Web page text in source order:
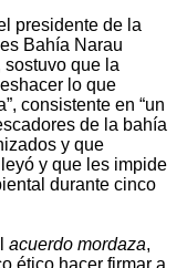
presidente de la
Bahía Narau
que la
lo que
consistente en “un
de la bahía
y que
y que les impide
durante cinco
acuerdo mordaza,